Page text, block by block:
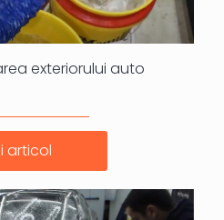
exteriorului auto
articol